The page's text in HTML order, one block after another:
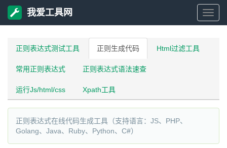
我
我爱工具网
正则表达式测试工具 正则生成代码 Html过滤工具
常用正则表达式 正则表达式语法速查
运行Js/html/css Xpath工具
正则表达式在线代码生成工具（支持语言：JS、PHP、
Golang、Java、Ruby、Python、C#）